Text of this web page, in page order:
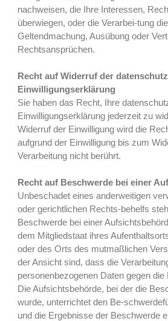
nachweisen, die Ihre Interessen,
überwiegen, oder die Verarbei-tung
Geltendmachung, Ausübung oder
Rechtsansprüchen.
Recht auf Widerruf der
Einwilligungserklärung
Sie haben das Recht, Ihre
Einwilligungserklärung jederzeit zu
Widerruf der Einwilligung wird die
aufgrund der Einwilligung bis zum
Verarbeitung nicht berührt.
Recht auf Beschwerde bei einer
Unbeschadet eines anderweitigen
oder gerichtlichen Rechts-behelfs
Beschwerde bei einer
dem Mitgliedstaat ihres
oder des Orts des mutmaßlichen
der Ansicht sind, dass die
personenbezogenen Daten gegen
Die Aufsichtsbehörde, bei der die
wurde, unterrichtet den Be-
und die Ergebnisse der Beschwerde